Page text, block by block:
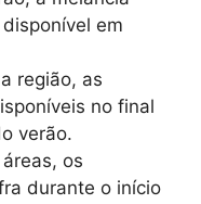
em
região, as
no final
verão.
os
durante o início